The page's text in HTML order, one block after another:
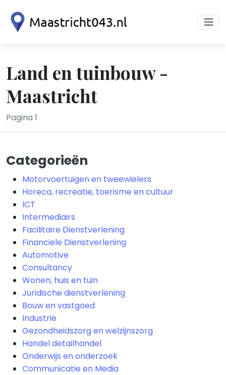
Land en tuinbouw -
Maastricht
Pagina 1
Categorieën
Motorvoertuigen en tweewielers
Horeca, recreatie, toerisme en cultuur
ICT
Intermediairs
Facilitaire Dienstverlening
Financiele Dienstverlening
Automotive
Consultancy
Wonen, huis en tuin
Juridische dienstverlening
Bouw en vastgoed
Industrie
Gezondheidszorg en welzijnszorg
Handel detailhandel
Onderwijs en onderzoek
Communicatie en Media